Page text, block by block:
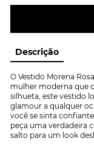
Descrição
O Vestido Morena
mulher moderna que
silhueta, este vestido
glamour a qualquer
você se sinta
peça uma verdadeira
salto para um look